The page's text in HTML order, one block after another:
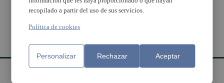
recopilado a partir del uso de sus servicios.
Política de cookies
Personalizar Rechazar Aceptar